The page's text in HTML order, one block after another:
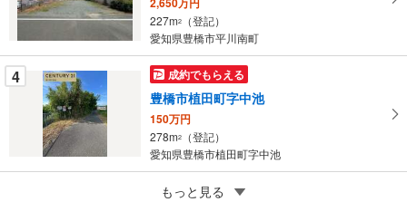
保
る
227m2
（登記）
愛知県豊橋市平川南町
4 成約でもらえる
豊橋市植田町字中池
150万円
278m2
（登記）
愛知県豊橋市植田町字中池
成約でもらえる
もっと見る